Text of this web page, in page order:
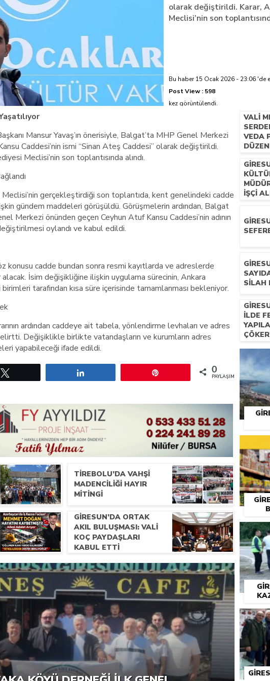
Orhangazi’de hayatını kaybetti
olarak değiştirildi. Karar,
Meclisi’nin son
Bu haber 15 Ocak 2026 - 23:06 'de
Post View : 598
kez görüntülendi.
Mansur Yavaş’ın önerisiyle, Balgat’ta MHP Genel Merkezi
Caddesi’nin ismi “Sinan Ateş Caddesi” olarak değiştirildi.
Meclisi’nin son toplantısında alındı.
gerçekleştirdiği son toplantıda, kent genelindeki cadde
gündem maddeleri görüşüldü. Görüşmelerin ardından, Balgat
Merkezi önünden geçen Ceyhun Atuf Kansu Caddesi’nin adının
oylandı ve kabul edildi.
konusu cadde bundan sonra resmi kayıtlarda ve adreslerde
İsim değişikliğine ilişkin uygulama sürecinin, Ankara
tarafından kısa süre içerisinde tamamlanması bekleniyor.
ardından caddeye ait tabela, yönlendirme levhaları ve adres
Değişiklikle birlikte vatandaşların ve kurumların adres
yapabileceği ifade edildi.
0
PAYLAŞIMLAR
TIREBOLU’DA VAHŞI
MADENCILIĞI HAYIR
MITINGI
GIRESUN’DA ORTAK
AKIL BULUŞMASI: VALI
KOÇ PAYDAŞLARI
KABUL ETTI
VALI
VEDA
İŞÇI
SILAH
ILDE